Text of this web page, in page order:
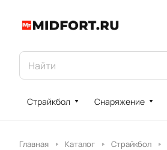
Страйкбол Снаряжение
Главная Каталог Страйкбол